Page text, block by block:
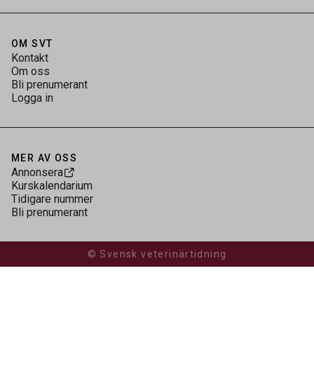
OM SVT
Kontakt
Om oss
Bli prenumerant
Logga in
MER AV OSS
Annonsera
Kurskalendarium
Tidigare nummer
Bli prenumerant
© Svensk veterinärtidning